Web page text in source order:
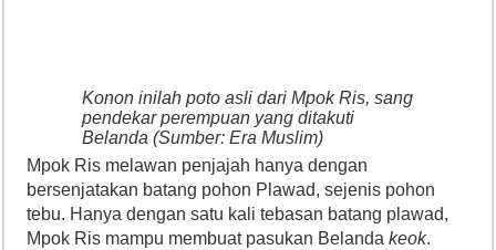
Konon inilah poto asli dari Mpok Ris, sang
pendekar perempuan yang ditakuti
Belanda (Sumber: Era Muslim)
Mpok Ris melawan penjajah hanya dengan
bersenjatakan batang pohon Plawad, sejenis pohon
tebu. Hanya dengan satu kali tebasan batang plawad,
Mpok Ris mampu membuat pasukan Belandakeok.